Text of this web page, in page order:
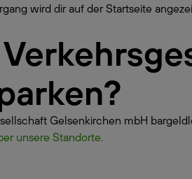
wird dir auf der Startseite
Gelsenkirchen mbH
unsere Standorte.